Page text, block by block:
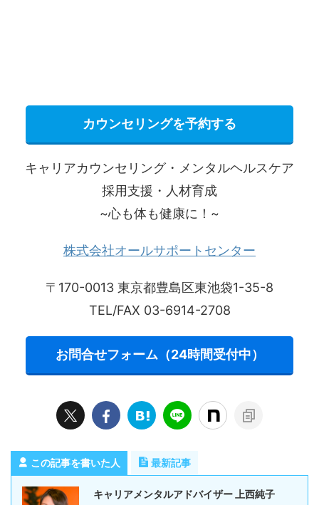
カウンセリングを予約する
キャリアカウンセリング・メンタルヘルスケア
採用支援・人材育成
~心も体も健康に！~
株式会社オールサポートセンター
〒170-0013 東京都豊島区東池袋1-35-8
TEL/FAX 03-6914-2708
お問合せフォーム（24時間受付中）
この記事を書いた人 最新記事
キャリアメンタルアドバイザー 上西純子